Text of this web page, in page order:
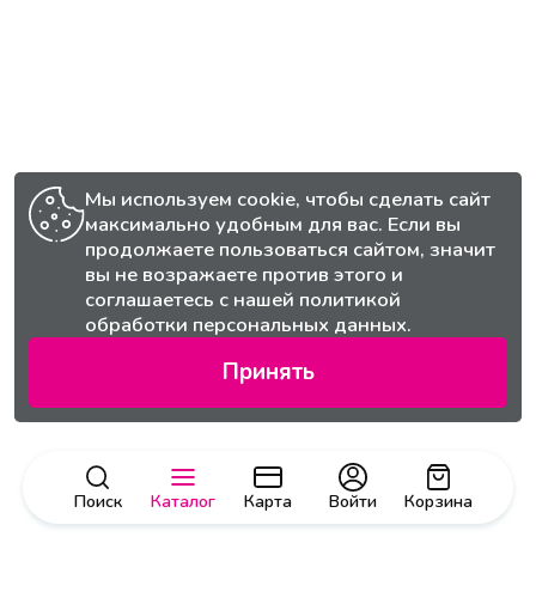
Поиск Каталог Карта Корзина
Войти
Мы используем cookie, чтобы сделать сайт
максимально удобным для вас. Если вы
продолжаете пользоваться сайтом, значит
вы не возражаете против этого и
соглашаетесь с нашей политикой
обработки персональных данных.
Принять